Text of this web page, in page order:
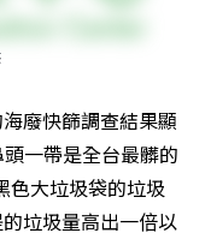
廢快篩調查結果顯
一帶是全台最髒的
色大垃圾袋的垃圾
垃圾量高出一倍以